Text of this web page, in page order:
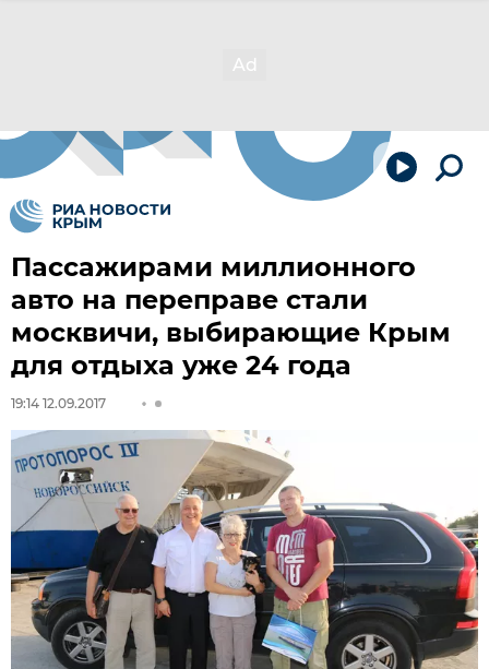
Пассажирами миллионного
авто на переправе стали
москвичи, выбирающие Крым
для отдыха уже 24 года
19:14 12.09.2017